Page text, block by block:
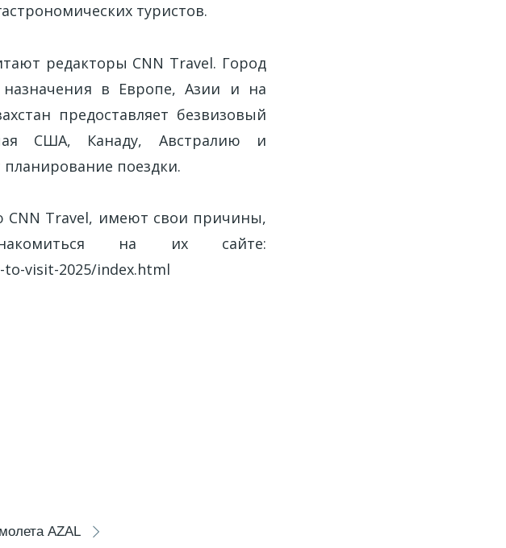
туристов.
редакторы CNN Travel. Город
в Европе, Азии и на
предоставляет безвизовый
США, Канаду, Австралию и
поездки.
Travel, имеют свои причины,
на их сайте:
visit-2025/index.html
AZAL